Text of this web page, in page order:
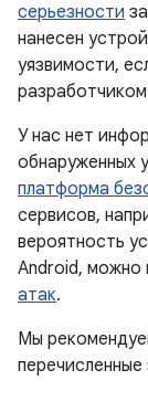
серьезности
нанесен
уязвимости,
У нас нет
обнаруженных
платформа
сервисов,
вероятность
Android, можно
атак.
Мы